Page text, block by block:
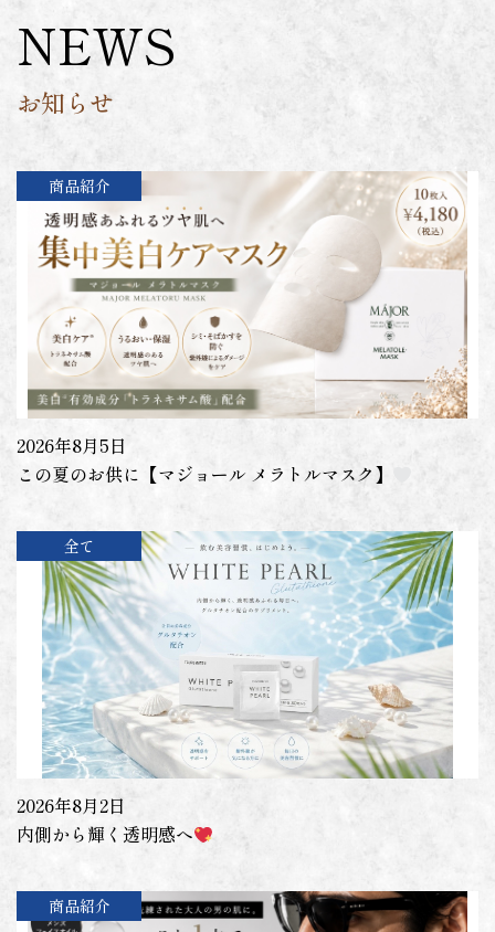
NEWS
お知らせ
商品紹介
2026年8月5日
この夏のお供に【マジョール メラトルマスク】
全て
2026年8月2日
内側から輝く透明感へ
商品紹介